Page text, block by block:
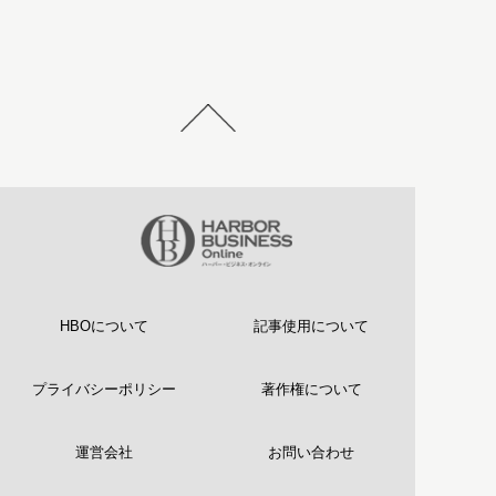
HBOについて 記事使用について
プライバシーポリシー 著作権について
運営会社 お問い合わせ